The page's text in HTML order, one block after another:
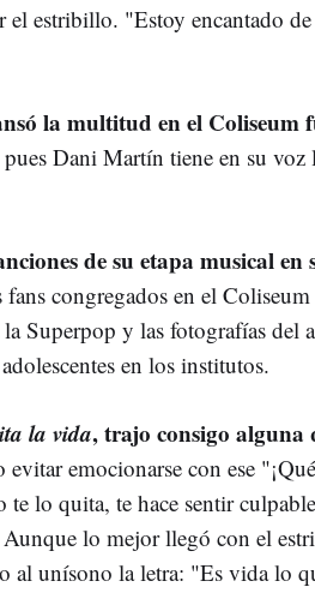
el estribillo. "Estoy encantado
la multitud en el Coliseum
Dani Martín tiene en su voz
de su etapa musical en
congregados en el
Superpop y las fotografías del
en los institutos.
la vida, trajo consigo alguna
evitar emocionarse con ese
lo quita, te hace sentir
lo mejor llegó con el
al unísono la letra: "Es vida lo